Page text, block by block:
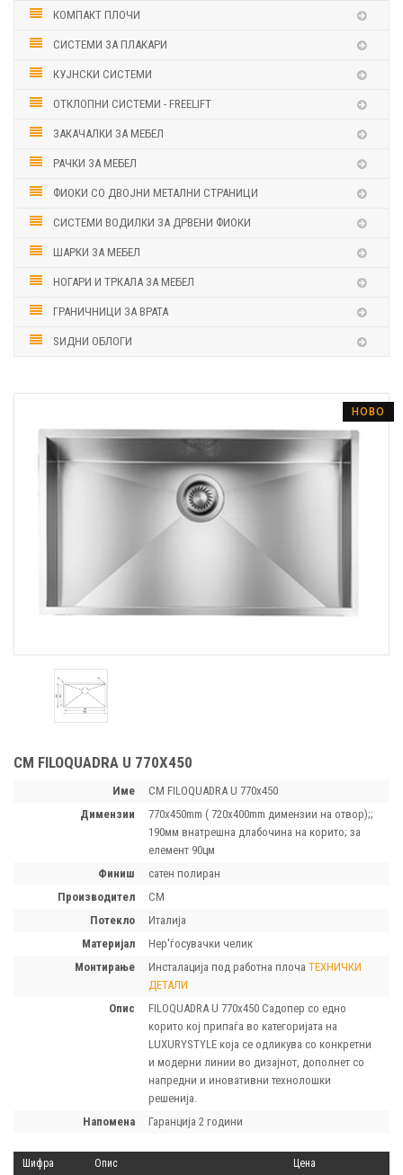
КОМПАКТ ПЛОЧИ
СИСТЕМИ ЗА ПЛАКАРИ
КУЈНСКИ СИСТЕМИ
ОТКЛОПНИ СИСТЕМИ - FREELIFT
ЗАКАЧАЛКИ ЗА МЕБЕЛ
РАЧКИ ЗА МЕБЕЛ
ФИОКИ СО ДВОЈНИ МЕТАЛНИ СТРАНИЦИ
СИСТЕМИ ВОДИЛКИ ЗА ДРВЕНИ ФИОКИ
ШАРКИ ЗА МЕБЕЛ
НОГАРИ И ТРКАЛА ЗА МЕБЕЛ
ГРАНИЧНИЦИ ЗА ВРАТА
ЅИДНИ ОБЛОГИ
НОВО
CM FILOQUADRA U 770Х450
Име
CM FILOQUADRA U 770х450
димензии
770x450mm ( 720x400mm димензии на отвор);;
190мм внатрешна длабочина на корито; за
елемент 90цм
финиш
сатен полиран
производител
CM
потекло
Италија
материјал
Нер'ѓосувачки челик
монтирање
Инсталација под работна плоча ТЕХНИЧКИ
ДЕТАЛИ
опис
FILOQUADRA U 770х450 Садопер со едно
корито кој припаѓа во категоријата на
LUXURYSTYLE која се одликува со конкретни
и модерни линии во дизајнот, дополнет со
напредни и иновативни технолошки
решенија.
напомена
Гаранција 2 години
Шифра Опис Цена